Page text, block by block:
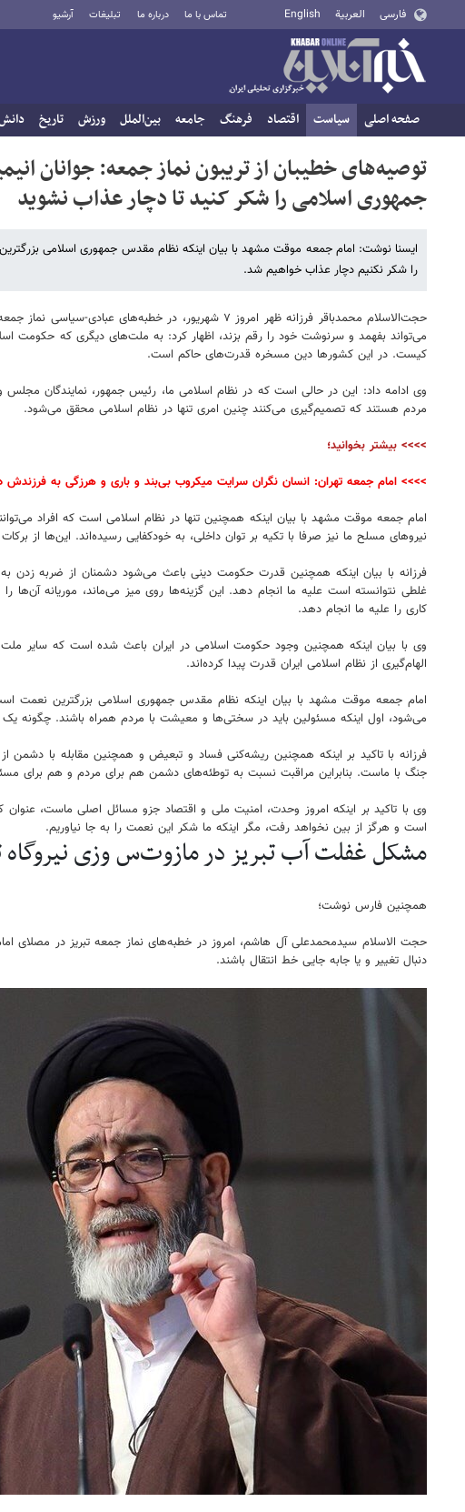
فارسی العربية English تماس با ما درباره ما تبلیغات آرشیو
صفحه اصلی سیاست اقتصاد فرهنگ جامعه بین‌الملل ورزش تاریخ
توصیه‌های خطیبان از تریبون نماز جمعه: جوانان
جمهوری اسلامی را شکر کنید تا دچار عذاب نشوید
ایسنا نوشت: امام جمعه موقت مشهد با بیان اینکه نظام مقدس جمهوری اسلامی
را شکر نکنیم دچار عذاب خواهیم شد.
حجت‌الاسلام محمدباقر فرزانه ظهر امروز ۷ شهریور، در
می‌تواند بفهمد و سرنوشت خود را رقم بزند، اظهار کرد: به ملت‌های دیگری که حکومت
کیست. در این کشورها دین مسخره قدرت‌های حاکم است.
وی ادامه داد: این در حالی است که در نظام اسلامی ما، رئیس جمهور، نمایندگان
مردم هستند که تصمیم‌گیری می‌کنند چنین امری تنها در نظام اسلامی محقق می‌شود.
>>>> بیشتر بخوانید؛
>>>> امام جمعه تهران: انسان نگران سرایت میکروب بی‌بند و باری و هرزگی به
امام جمعه موقت مشهد با بیان اینکه همچنین تنها در نظام اسلامی است که افراد
نیروهای مسلح ما نیز صرفا با تکیه بر توان داخلی، به خودکفایی رسیده‌اند. این‌ها از
فرزانه با بیان اینکه همچنین قدرت حکومت دینی باعث می‌شود دشمنان از ضربه زدن به
غلطی نتوانسته است علیه ما انجام دهد. این گزینه‌ها روی میز می‌ماند، موریانه
کاری را علیه ما انجام دهد.
وی با بیان اینکه همچنین وجود حکومت اسلامی در ایران باعث شده است که سایر
الهام‌گیری از نظام اسلامی ایران قدرت پیدا کرده‌اند.
امام جمعه موقت مشهد با بیان اینکه نظام مقدس جمهوری اسلامی بزرگترین نعمت
می‌شود، اول اینکه مسئولین باید در سختی‌ها و معیشت با مردم همراه باشند.
فرزانه با تاکید بر اینکه همچنین ریشه‌کنی فساد و تبعیض و همچنین مقابله با
جنگ با ماست‌. بنابراین مراقبت نسبت به توطئه‌های دشمن هم برای مردم و هم برای
است و هرگز از بین نخواهد رفت، مگر اینکه ما شکر این نعمت را به جا نیاوریم‌.
مشکل غفلت آب تبریز در مازوت‌س وزی نیروگاه
همچنین فارس نوشت؛
حجت الاسلام سیدمحمدعلی آل هاشم، امروز در خطبه‌های نماز جمعه تبریز در مصلای
دنبال تغییر و یا جابه جایی خط انتقال باشند.